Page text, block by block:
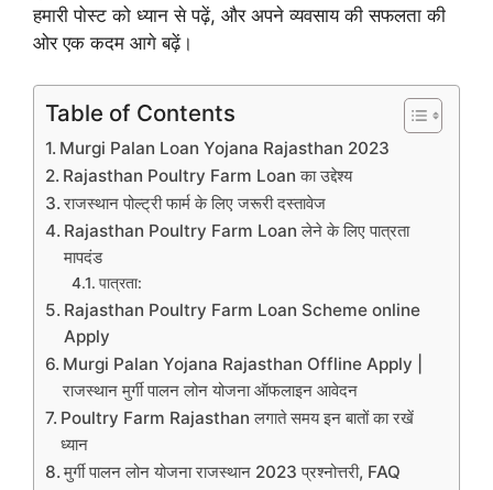
हमारी पोस्ट को ध्यान से पढ़ें, और अपने व्यवसाय की सफलता की
ओर एक कदम आगे बढ़ें।
Table of Contents
Murgi Palan Loan Yojana Rajasthan 2023
Rajasthan Poultry Farm Loan का उद्देश्य
राजस्थान पोल्ट्री फार्म के लिए जरूरी दस्तावेज
Rajasthan Poultry Farm Loan लेने के लिए पात्रता
मापदंड
पात्रता:
Rajasthan Poultry Farm Loan Scheme online
Apply
Murgi Palan Yojana Rajasthan Offline Apply |
राजस्थान मुर्गी पालन लोन योजना ऑफलाइन आवेदन
Poultry Farm Rajasthan लगाते समय इन बातों का रखें
ध्यान
मुर्गी पालन लोन योजना राजस्थान 2023 प्रश्नोत्तरी, FAQ